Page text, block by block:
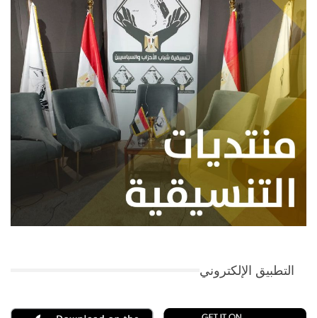
التطبيق الإلكتروني